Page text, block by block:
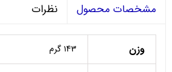
مشخصات محصول نظرات
وزن ۱43 گرم